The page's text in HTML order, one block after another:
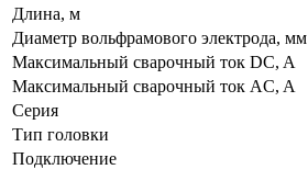
Длина, м
Диаметр вольфрамового электрода, мм
Максимальный сварочный ток DC, A
Максимальный сварочный ток AC, A
Серия
Тип головки
Подключение